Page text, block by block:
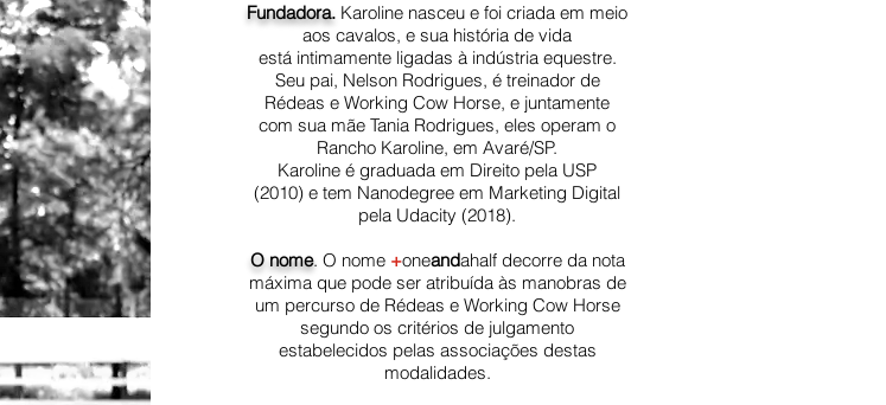
Fundadora. Karoline nasceu e foi criada em meio
aos cavalos, e sua história de vida
está intimamente ligadas à indústria equestre.
Seu pai, Nelson Rodrigues, é treinador de
Rédeas e Working Cow Horse, e juntamente
com sua mãe Tania Rodrigues, eles operam o
Rancho Karoline, em Avaré/SP.
Karoline é graduada em Direito pela USP
(2010) e tem Nanodegree em Marketing Digital
pela Udacity (2018).
O nome. O nome +oneandahalf decorre da nota
máxima que pode ser atribuída às manobras de
um percurso de Rédeas e Working Cow Horse
segundo os critérios de julgamento
estabelecidos pelas associações destas
modalidades.